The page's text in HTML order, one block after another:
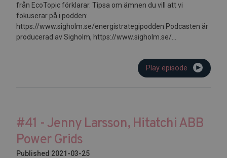
från EcoTopic förklarar. Tipsa om ämnen du vill att vi
fokuserar på i podden:
https://www.sigholm.se/energistrategipodden Podcasten är
producerad av Sigholm, https://www.sigholm.se/...
Play episode
#41 - Jenny Larsson, Hitatchi ABB
Power Grids
Published 2021-03-25